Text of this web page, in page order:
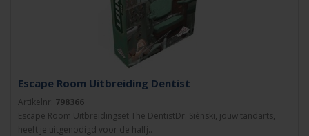
Escape Room Uitbreiding Dentist
Artikelnr: 798366
Escape Room Uitbreidingset The DentistDr. Siènski, jouw tandarts,
heeft je uitgenodigd voor de halfj..